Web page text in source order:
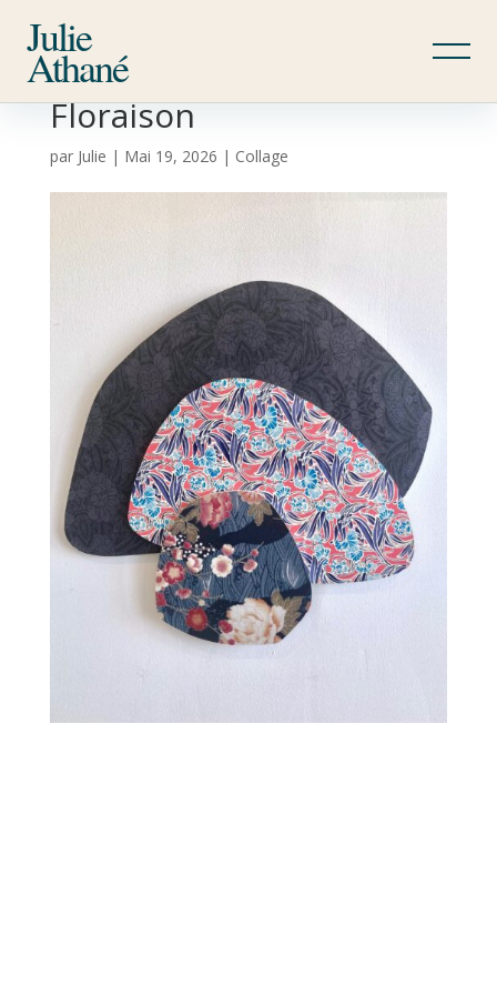
Julie
Athané
Floraison
par Julie | Mai 19, 2026 | Collage